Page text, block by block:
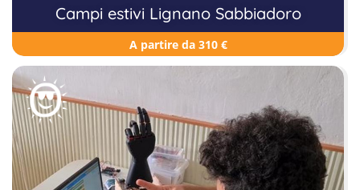
Campi estivi Lignano Sabbiadoro
A partire da 310 €